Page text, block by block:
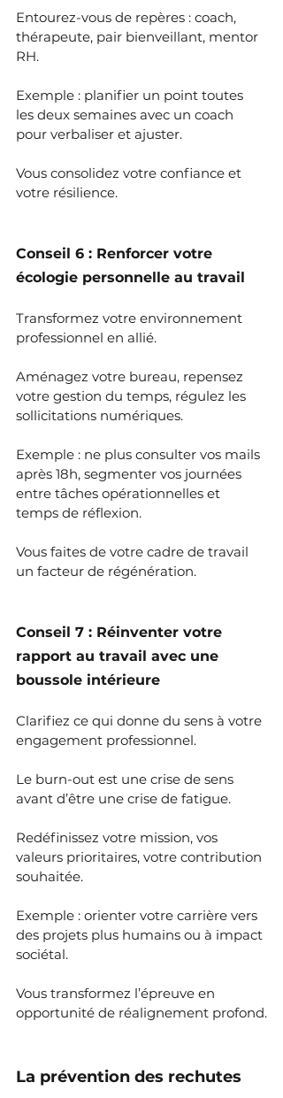
Entourez-vous de repères : coach,
thérapeute, pair bienveillant, mentor
RH.
Exemple : planifier un point toutes
les deux semaines avec un coach
pour verbaliser et ajuster.
Vous consolidez votre confiance et
votre résilience.
Conseil 6 : Renforcer votre
écologie personnelle au travail
Transformez votre environnement
professionnel en allié.
Aménagez votre bureau, repensez
votre gestion du temps, régulez les
sollicitations numériques.
Exemple : ne plus consulter vos mails
après 18h, segmenter vos journées
entre tâches opérationnelles et
temps de réflexion.
Vous faites de votre cadre de travail
un facteur de régénération.
Conseil 7 : Réinventer votre
rapport au travail avec une
boussole intérieure
Clarifiez ce qui donne du sens à votre
engagement professionnel.
Le burn-out est une crise de sens
avant d’être une crise de fatigue.
Redéfinissez votre mission, vos
valeurs prioritaires, votre contribution
souhaitée.
Exemple : orienter votre carrière vers
des projets plus humains ou à impact
sociétal.
Vous transformez l’épreuve en
opportunité de réalignement profond.
La prévention des rechutes